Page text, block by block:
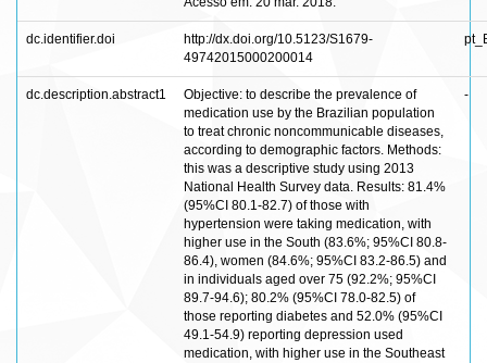
dc.identifier.doi
http://dx.doi.org/10.5123/S1679-
49742015000200014
dc.description.abstract1
Objective: to describe the prevalence of
medication use by the Brazilian population
to treat chronic noncommunicable diseases,
according to demographic factors. Methods:
this was a descriptive study using 2013
National Health Survey data. Results: 81.4%
(95%CI 80.1-82.7) of those with
hypertension were taking medication, with
higher use in the South (83.6%; 95%CI 80.8-
86.4), women (84.6%; 95%CI 83.2-86.5) and
in individuals aged over 75 (92.2%; 95%CI
89.7-94.6); 80.2% (95%CI 78.0-82.5) of
those reporting diabetes and 52.0% (95%CI
49.1-54.9) reporting depression used
medication, with higher use in the Southeast
-